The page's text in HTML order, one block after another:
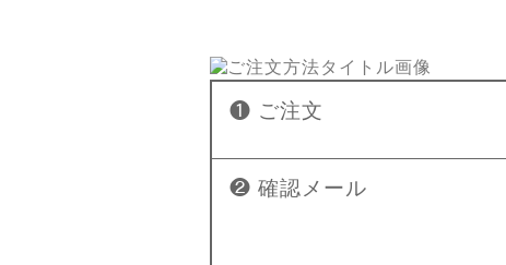
❶ ご注文
❷ 確認メール